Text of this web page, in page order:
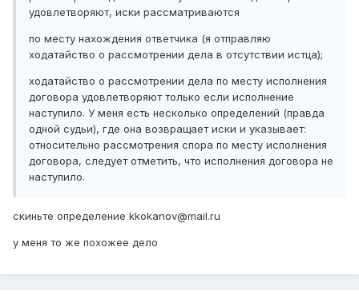
удовлетворяют, иски рассматриваются
по месту нахождения ответчика (я отправляю
ходатайство о рассмотрении дела в отсутствии истца);
ходатайство о рассмотрении дела по месту исполнения
договора удовлетворяют только если исполнение
наступило. У меня есть несколько определений (правда
одной судьи), где она возвращает иски и указывает:
относительно рассмотрения спора по месту исполнения
договора, следует отметить, что исполнения договора не
наступило.
скиньте определение kkokanov@mail.ru
у меня то же похожее дело